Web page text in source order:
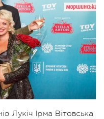
Лукіч Ірма Вітовська